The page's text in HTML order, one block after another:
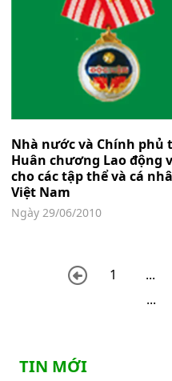
Nhà nước và Chính phủ
Huân chương Lao động
cho các tập thể và cá
Việt Nam
Ngày 29/06/2010
1 ...
...
TIN MỚI